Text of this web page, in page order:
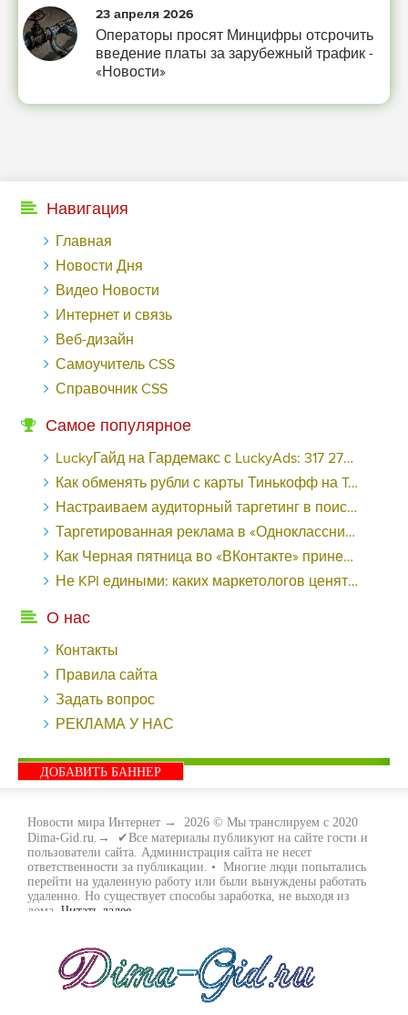
23 апреля 2026
Операторы просят Минцифры отсрочить
введение платы за зарубежный трафик -
«Новости»
Навигация
Главная
Новости Дня
Видео Новости
Интернет и связь
Веб-дизайн
Самоучитель CSS
Справочник CSS
Самое популярное
LuckyГайд на Гардемакс с LuckyAds: 317 279 рублей за 10 дней - «Надо знать»
Как обменять рубли с карты Тинькофф на Tether ERC20 (USDT)?
Настраиваем аудиторный таргетинг в поисковой кампании Google Ads - «Заработок»
Таргетированная реклама в «Одноклассниках»: как ее настроить и нужно ли - «Заработок»
Как Черная пятница во «ВКонтакте» принесла магазину подарков 221 продажу по цене 38 рублей - «Заработок»
Не KPI едиными: каких маркетологов ценят - «Заработок»
О нас
Контакты
Правила сайта
Задать вопрос
РЕКЛАМА У НАС
ДОБАВИТЬ БАННЕР
Новости мира Интернет → 2026 © Мы транслируем с 2020
Dima-Gid.ru.→ ✔Все материалы публикуют на сайте гости и
пользователи сайта. Администрация сайта не несет
ответственности за публикации. • Многие люди попытались
перейти на удаленную работу или были вынуждены работать
удаленно. Но существует способы заработка, не выходя из
дома. Читать далее...
много. Все зависит только от вас, чем вы хотите заняться и, что
вам придётся по душе. Наш сайт собирает для вас всю
полезную информацию и новые виды заработка которые
появляются на просторах интернета каждый день. Просто